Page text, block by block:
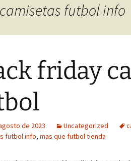
futbol info
friday
de 2023 Uncategorized
futbol info, mas que futbol tienda